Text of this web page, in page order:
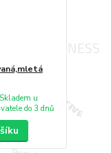
Skladem u
do 3 dnů